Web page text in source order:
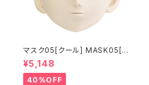
マスク05[クール] MASK05[C
OOL]
¥5,148
40%OFF